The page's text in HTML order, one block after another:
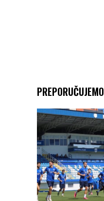
PREPORUČUJEMO